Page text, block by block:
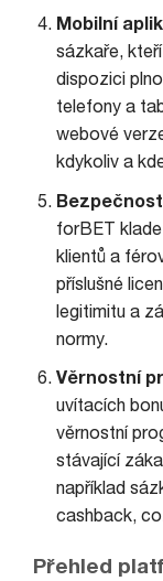
Mobilní
sázkaře,
dispozici
telefony a
webové
kdykoliv a
forBET
klientů a
příslušné
legitimitu a
normy.
Věrnostní
uvítacích
věrnostní
stávající
například
cashback,
Přehled